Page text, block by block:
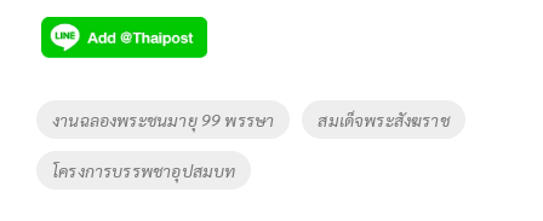
e
b
o
k
tt
er
p
y
Li
n
k
Tags
งานฉลองพระชนมายุ 99 พรรษา สมเด็จพระสังฆราช
โครงการบรรพชาอุปสมบท